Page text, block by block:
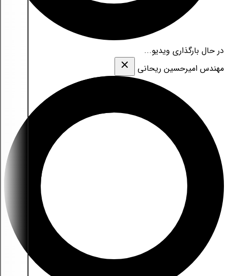
در حال بارگذاری ویدیو...
مهندس امیرحسین ریحانی